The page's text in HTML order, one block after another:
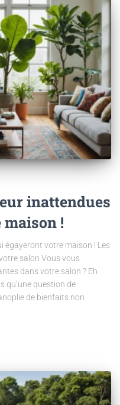
inattendues
!
égayeront votre maison ! Les
salon Vous vous
dans votre salon ? Eh
qu’une question de
de bienfaits non